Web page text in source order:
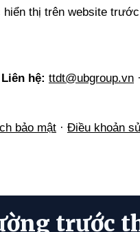
thị trên website
hệ: ttdt@ubgroup.vn
bảo mật · Điều khoản
trước